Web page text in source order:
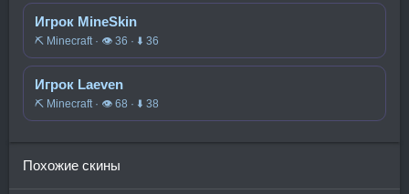
Игрок MineSkin
⛏️ Minecraft · 👁 36 · ⬇ 36
Игрок Laeven
⛏️ Minecraft · 👁 68 · ⬇ 38
Похожие скины